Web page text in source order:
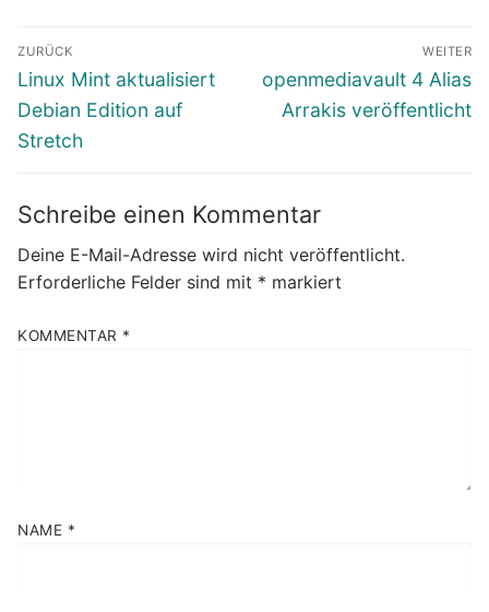
Beitragsnavigation
ZURÜCK
Vorheriger
Beitrag:
Linux Mint aktualisiert
Debian Edition auf
Stretch
WEITER
Nächster
Beitrag:
openmediavault 4 Alias
Arrakis veröffentlicht
Schreibe einen Kommentar
Deine E-Mail-Adresse wird nicht veröffentlicht.
Erforderliche Felder sind mit * markiert
KOMMENTAR *
NAME *